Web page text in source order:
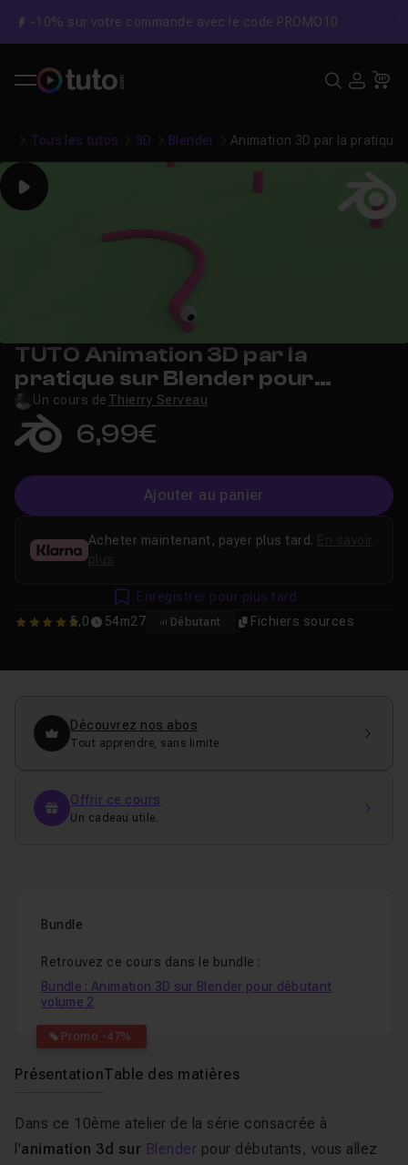
-10% sur votre commande avec le code PROMO10
Tous les tutos 3D Blender Animation 3D par la
Play
TUTO Animation 3D par la
pratique sur Blender pour
Débutant - Atelier 10
Un cours de Thierry Serveau
6,99€
Ajouter au panier
5 5,0 54m27 Débutant Fichiers sources
Acheter maintenant, payer plus tard.
plus
Enregistrer pour plus tard
Découvrez nos abos
Tout apprendre, sans limite
Offrir ce cours
Un cadeau utile.
Bundle
Retrouvez ce cours dans le bundle :
Promo -47%
Bundle : Animation 3D sur Blender pour débutant
volume 2
PrésentationTable des matières
Dans ce 10ème atelier de la série consacrée à
l'animation 3d sur Blender pour débutants, vous allez